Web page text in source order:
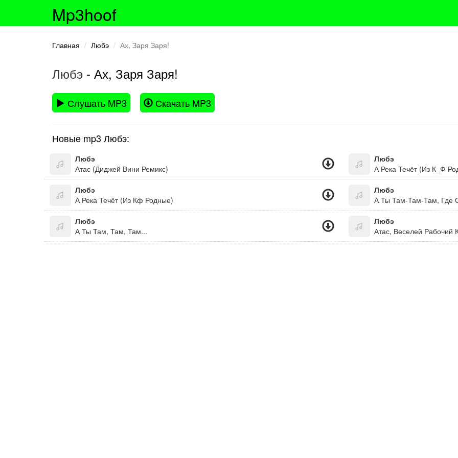
Mp3hoof
Главная Любэ Ах, Заря Заря!
Любэ - Ах, Заря Заря!
Слушать MP3 Скачать MP3
Новые mp3 Любэ:
Любэ
Атас (Диджей Вини Ремикс)
Любэ
А Река Течёт (Из К_Ф
Любэ
А Река Течёт (Из Кф Родные)
Любэ
А Ты Там-Там-Там, Где
Любэ
А Ты Там, Там, Там...
Любэ
Атас, Веселей Рабочий